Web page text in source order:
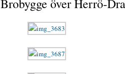
Brobygge över Herrö-